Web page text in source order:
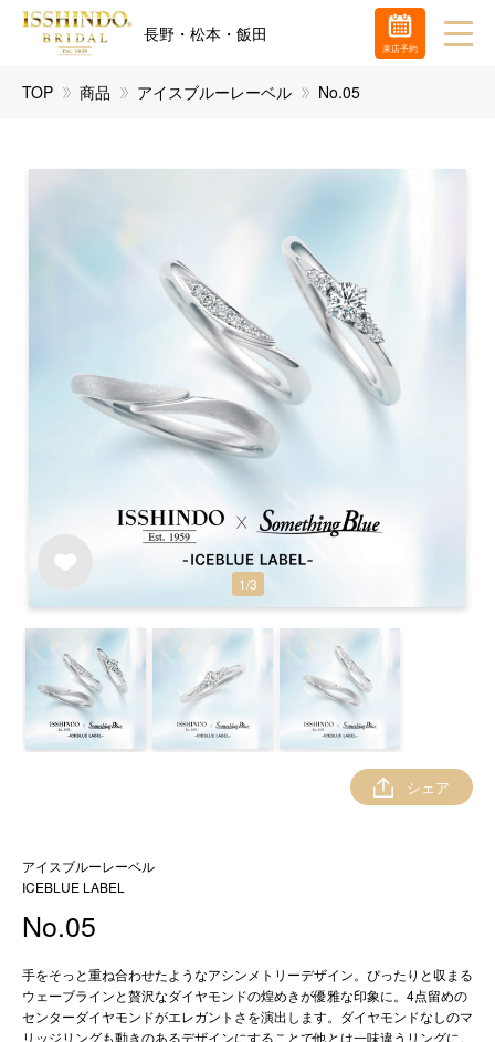
長野・松本・飯田
TOP 商品 アイスブルーレーベル No.05
アイスブルーレーベル
ICEBLUE LABEL
No.05
1/3
シェア
手をそっと重ね合わせたようなアシンメトリーデザイン。ぴったりと収まる
ウェーブラインと贅沢なダイヤモンドの煌めきが優雅な印象に。4点留めの
センターダイヤモンドがエレガントさを演出します。ダイヤモンドなしのマ
リッジリングも動きのあるデザインにすることで他とは一味違うリングに。
来店予約